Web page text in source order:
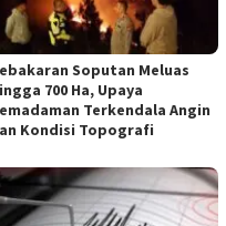
Soputan Meluas
700 Ha, Upaya
Terkendala Angin
Kondisi Topografi